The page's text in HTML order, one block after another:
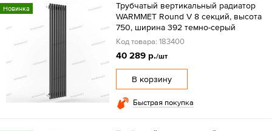
Новинка
Трубчатый вертикальный радиатор
WARMMET Round V 8 секций, высота
750, ширина 392 темно-серый
Код товара: 183400
40 289 р./шт
В корзину
Быстрая покупка